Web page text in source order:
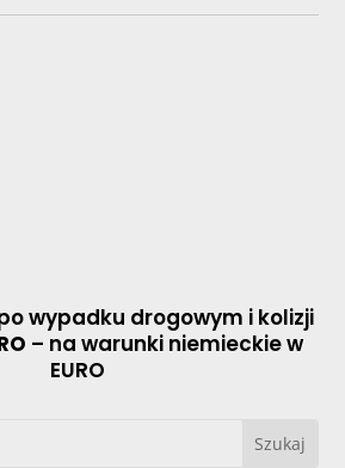
wypadku drogowym i kolizji
– na warunki niemieckie w
EURO